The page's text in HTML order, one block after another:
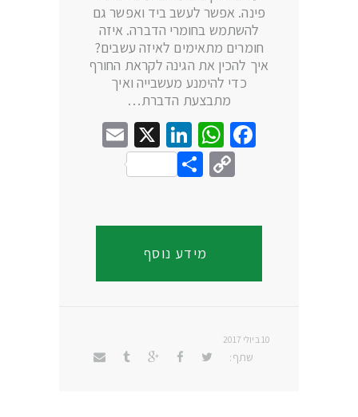
פינה. אפשר לעשב ביד ואפשר גם
להשתמש בחומרי הדברה. איזה
חומרים מתאימים לאיזה עשבים?
איך להכין את הגינה לקראת החורף
כדי להימנע מעשבייה ואיך
מתבצעת הדברת…
Facebook
WhatsApp
LinkedIn
X
Copy
Share
מידע נוסף
10 ביולי 2017
שתף: